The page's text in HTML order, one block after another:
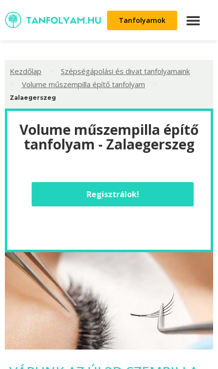
Tanfolyamok
Kezdőlap Szépségápolási és divat tanfolyamaink
Volume műszempilla építő tanfolyam
Zalaegerszeg
Volume műszempilla építő
tanfolyam - Zalaegerszeg
Regisztrálok!